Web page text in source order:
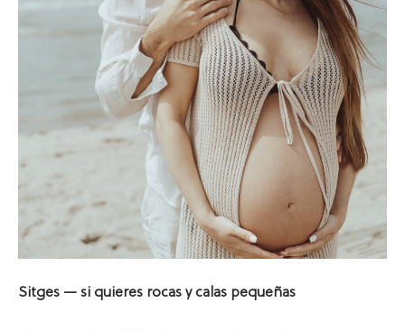
Sitges — si quieres rocas y calas pequeñas